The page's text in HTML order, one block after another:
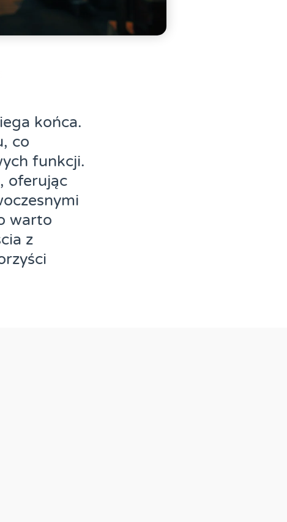
końca.
co
funkcji.
oferując
warto
z